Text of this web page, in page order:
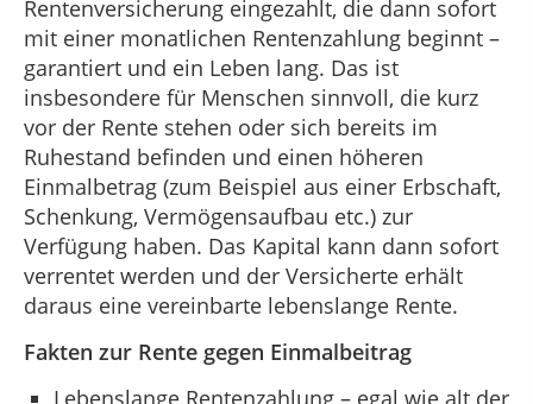
Rentenversicherung eingezahlt, die dann sofort
mit einer monatlichen Rentenzahlung beginnt –
garantiert und ein Leben lang. Das ist
insbesondere für Menschen sinnvoll, die kurz
vor der Rente stehen oder sich bereits im
Ruhestand befinden und einen höheren
Einmalbetrag (zum Beispiel aus einer Erbschaft,
Schenkung, Vermögensaufbau etc.) zur
Verfügung haben. Das Kapital kann dann sofort
verrentet werden und der Versicherte erhält
daraus eine vereinbarte lebenslange Rente.
Fakten zur Rente gegen Einmalbeitrag